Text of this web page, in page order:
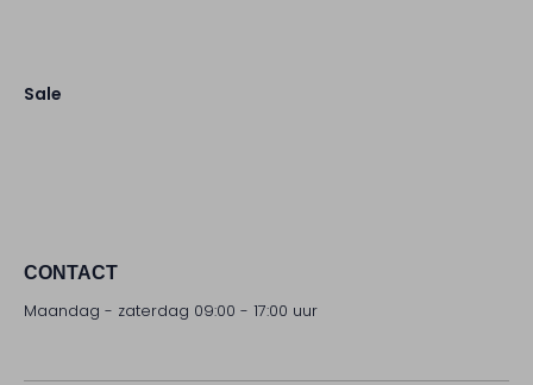
Sale
CONTACT
Maandag - zaterdag 09:00 - 17:00 uur